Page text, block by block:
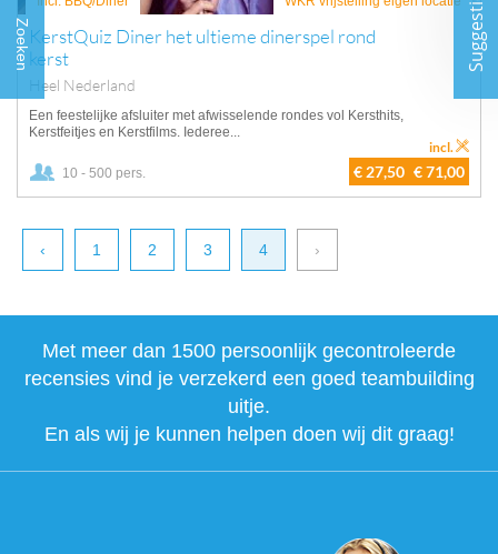
ZoekenKerstQuiz Diner het ultieme dinerspel rond
kerst
Heel Nederland
Een feestelijke afsluiter met afwisselende rondes vol Kersthits,
Kerstfeitjes en Kerstfilms. Iederee...
10 - 500 pers. € 27,50 € 71,00
incl.
‹ 1 2 3 4 ›
Met meer dan 1500 persoonlijk gecontroleerde
recensies vind je verzekerd een goed teambuilding
uitje.
En als wij je kunnen helpen doen wij dit graag!
Suggesties